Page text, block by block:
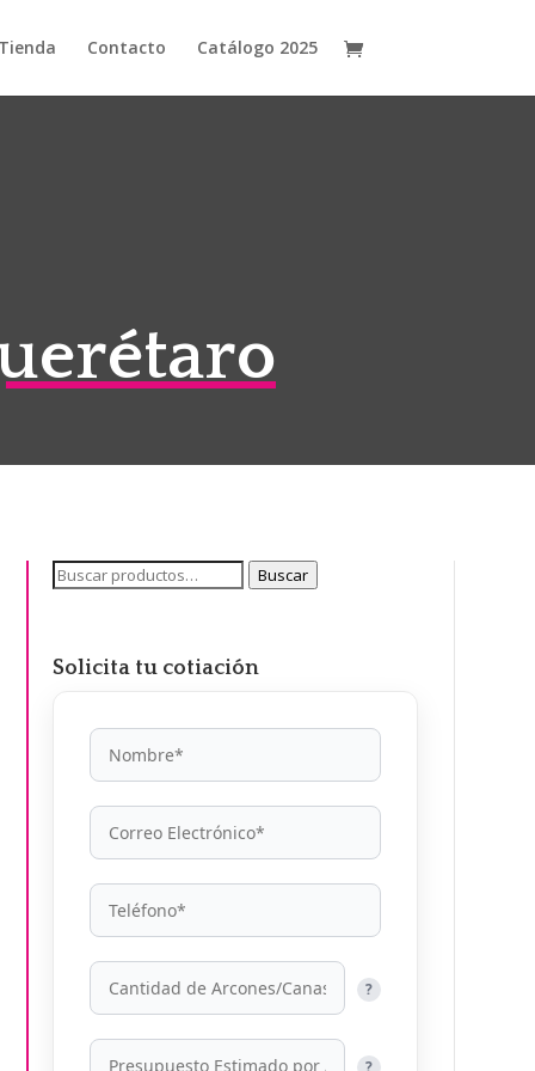
Contacto Catálogo 2025
Buscar
Buscar
Solicita tu cotiación
?
?